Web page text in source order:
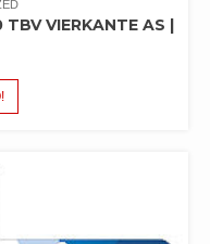
VIERKANTE AS |